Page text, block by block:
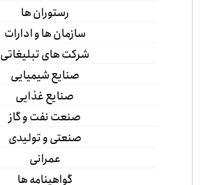
رستوران ها
سازمان ها و ادارات
شرکت های تبلیغاتی
صنایع شیمیایی
صنایع غذایی
صنعت نفت و گاز
صنعتی و تولیدی
عمرانی
گواهینامه ها